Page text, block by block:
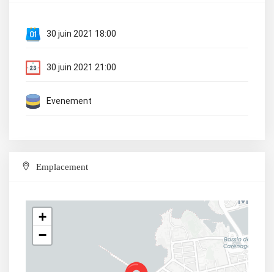
30 juin 2021 18:00
30 juin 2021 21:00
Evenement
Emplacement
+
−